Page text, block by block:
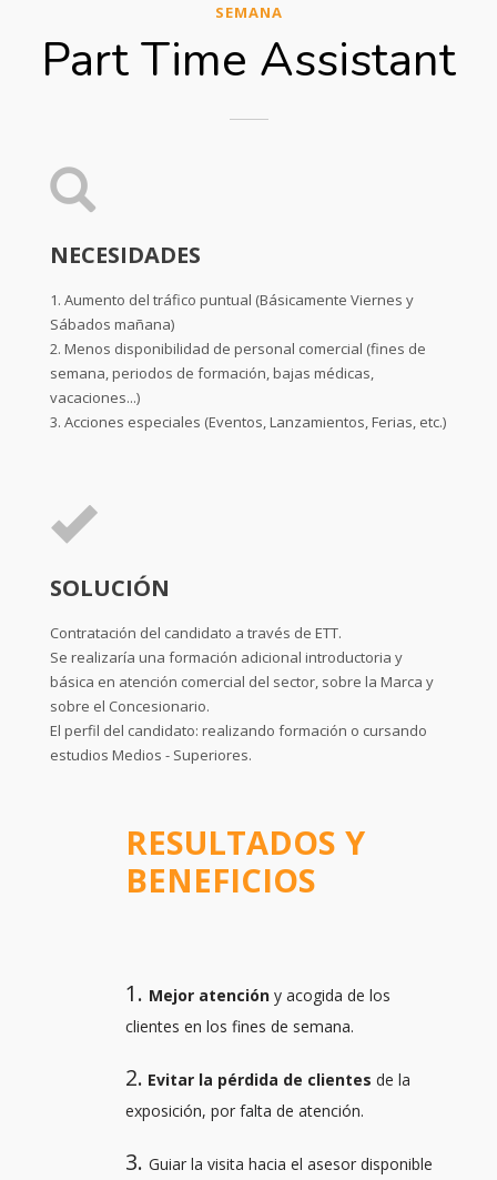
SEMANA
Part Time Assistant
NECESIDADES
1. Aumento del tráfico puntual (Básicamente Viernes y
Sábados mañana)
2. Menos disponibilidad de personal comercial (fines de
semana, periodos de formación, bajas médicas,
vacaciones...)
3. Acciones especiales (Eventos, Lanzamientos, Ferias, etc.)
SOLUCIÓN
Contratación del candidato a través de ETT.
Se realizaría una formación adicional introductoria y
básica en atención comercial del sector, sobre la Marca y
sobre el Concesionario.
El perfil del candidato: realizando formación o cursando
estudios Medios - Superiores.
RESULTADOS Y
BENEFICIOS
1. Mejor atención y acogida de los
clientes en los fines de semana.
2. Evitar la pérdida de clientes de la
exposición, por falta de atención.
3. Guiar la visita hacia el asesor disponible